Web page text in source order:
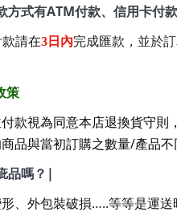
方式有ATM付款、信用卡付款
請在3 日內完成匯款， 並於
策
款視為同意本店退換貨守則
品與當初訂購之數量/產品不
品嗎？ |
、外包裝破損…..等等是運送